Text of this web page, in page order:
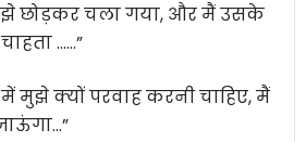
छोड़कर चला गया, और मैं उसके
……”
मुझे क्यों परवाह करनी चाहिए, मैं